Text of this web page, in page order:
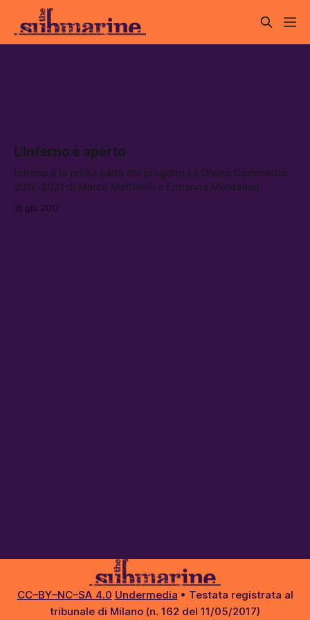
L’Inferno è aperto
Inferno è la prima parte del progetto La Divina Commedia:
2017-2021 di Marco Martinelli e Ermanna Montanari.
18 giu 2017
CC–BY–NC–SA 4.0 Undermedia • Testata registrata al
tribunale di Milano (n. 162 del 11/05/2017)